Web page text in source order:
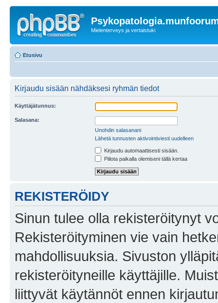
Mielenterveys ja vertaistuki
Etusivu
Kirjaudu sisään nähdäksesi ryhmän tiedot
Käyttäjätunnus:
Salasana:
Unohdin salasanani
Lähetä tunnusten aktivointiviesti uudelleen
Kirjaudu automaattisesti sisään.
Piilota paikalla olemiseni tällä kertaa
REKISTERÖIDY
Sinun tulee olla rekisteröitynyt
Rekisteröityminen vie vain
mahdollisuuksia. Sivuston
rekisteröityneille käyttäjille.
liittyvät käytännöt ennen